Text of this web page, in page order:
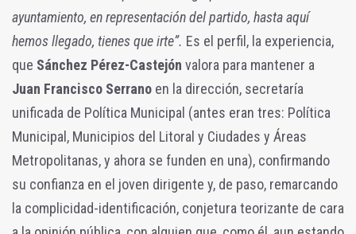
ayuntamiento, en representación del partido, hasta aquí
hemos llegado, tienes que irte”. Es el perfil, la experiencia,
que Sánchez Pérez-Castejón valora para mantener a
Juan Francisco Serrano en la dirección, secretaría
unificada de Política Municipal (antes eran tres: Política
Municipal, Municipios del Litoral y Ciudades y Áreas
Metropolitanas, y ahora se funden en una), confirmando
su confianza en el joven dirigente y, de paso, remarcando
la complicidad-identificación, conjetura teorizante de cara